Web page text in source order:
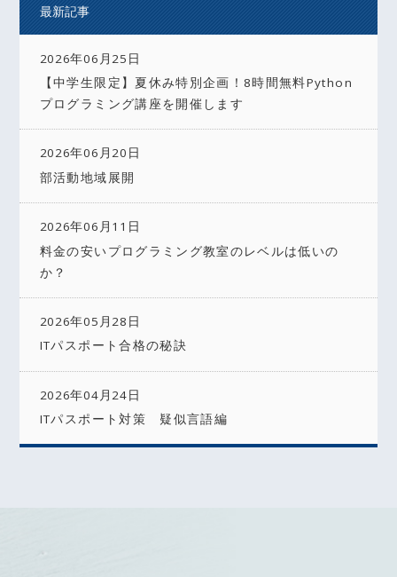
最新記事
2026年06月25日
【中学生限定】夏休み特別企画！8時間無料Python
プログラミング講座を開催します
2026年06月20日
部活動地域展開
2026年06月11日
料金の安いプログラミング教室のレベルは低いの
か？
2026年05月28日
ITパスポート合格の秘訣
2026年04月24日
ITパスポート対策 疑似言語編